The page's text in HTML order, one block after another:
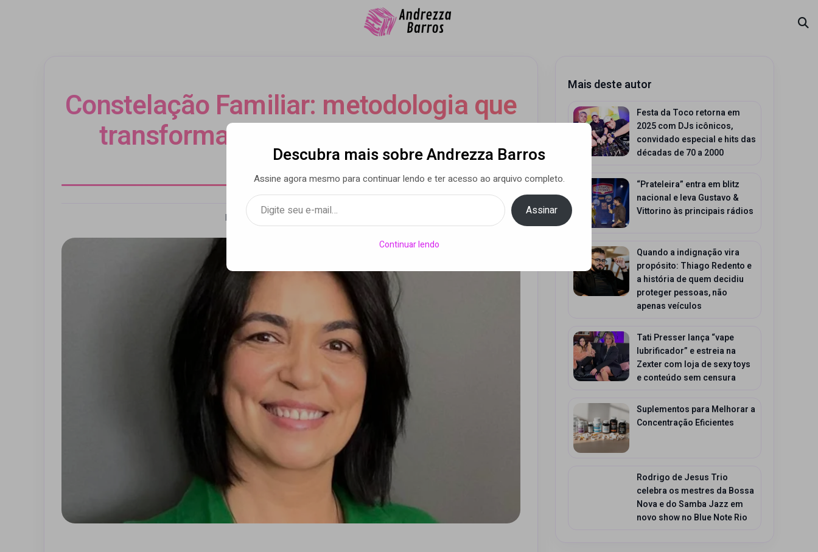
Constelação Familiar: metodologia que
transforma vidas! Explica Andrea
Emboaba
Por Luca Moreira • 08 maio 2024
Mais deste autor
Festa da Toco retorna em
2025 com DJs icônicos,
convidado especial e hits das
décadas de 70 a 2000
“Prateleira” entra em blitz
nacional e leva Gustavo &
Vittorino às principais rádios
Quando a indignação vira
propósito: Thiago Redento e
a história de quem decidiu
proteger pessoas, não
apenas veículos
Tati Presser lança “vape
lubrificador” e estreia na
Zexter com loja de sexy toys
e conteúdo sem censura
Suplementos para Melhorar a
Concentração Eficientes
Rodrigo de Jesus Trio
celebra os mestres da Bossa
Nova e do Samba Jazz em
novo show no Blue Note Rio
Descubra mais sobre Andrezza Barros
Assine agora mesmo para continuar lendo e ter acesso ao arquivo completo.
Digite seu e-mail…
Assinar
Continuar lendo